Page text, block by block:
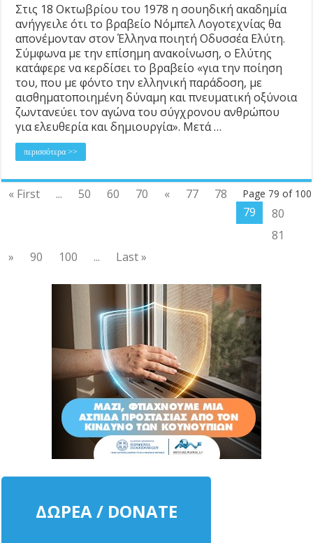
Στις 18 Οκτωβρίου του 1978 η σουηδική ακαδημία
ανήγγειλε ότι το βραβείο Νόμπελ Λογοτεχνίας θα
απονέμονταν στον Έλληνα ποιητή Οδυσσέα Ελύτη.
Σύμφωνα με την επίσημη ανακοίνωση, ο Ελύτης
κατάφερε να κερδίσει το βραβείο «για την ποίηση
του, που με φόντο την ελληνική παράδοση, με
αισθηματοποιημένη δύναμη και πνευματική οξύνοια
ζωντανεύει τον αγώνα του σύγχρονου ανθρώπου
για ελευθερία και δημιουργία». Μετά …
περισσότερα >>
Page 79 of 100
« First ... 50 60 70 « 77
78
79
80
81
»
90 100 ... Last »
ΔΩΡΕΑ / DONATE